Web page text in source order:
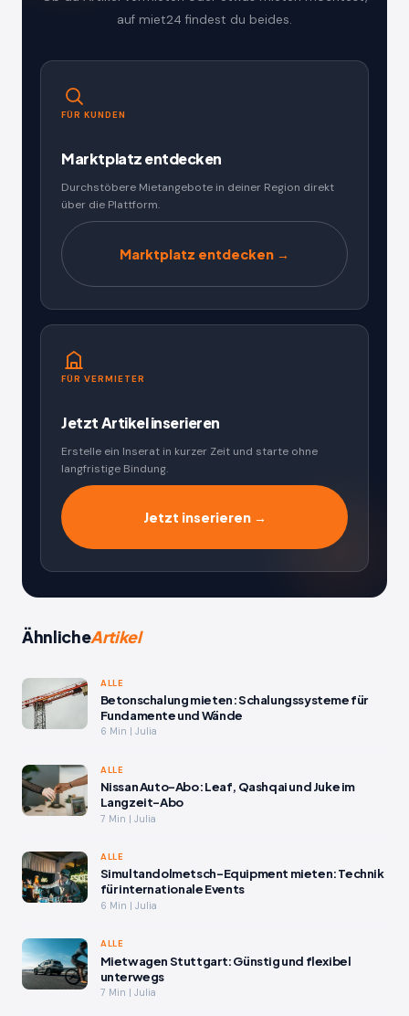
auf miet24 findest du beides.
FÜR KUNDEN
Marktplatz entdecken
Durchstöbere Mietangebote in deiner Region direkt
über die Plattform.
Marktplatz entdecken →
FÜR VERMIETER
Jetzt Artikel inserieren
Erstelle ein Inserat in kurzer Zeit und starte ohne
langfristige Bindung.
Jetzt inserieren →
ÄhnlicheArtikel
ALLE
Betonschalung mieten: Schalungssysteme für
Fundamente und Wände
6 Min | Julia
ALLE
Nissan Auto-Abo: Leaf, Qashqai und Juke im
Langzeit-Abo
7 Min | Julia
ALLE
Simultandolmetsch-Equipment mieten: Technik
für internationale Events
6 Min | Julia
ALLE
Mietwagen Stuttgart: Günstig und flexibel
unterwegs
7 Min | Julia